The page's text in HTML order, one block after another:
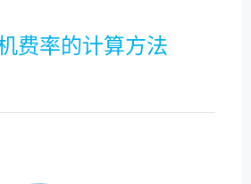
费率的计算方法